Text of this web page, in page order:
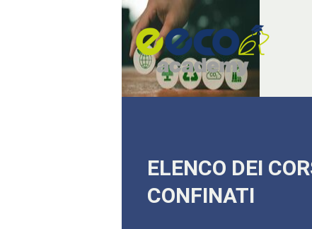
ELENCO DEI
CONFINATI